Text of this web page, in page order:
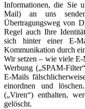
Informationen, die Sie
Mail) an uns
Übertragungsweg von
Regel auch Ihre
sich hinter einer E-
Kommunikation durch
Wir setzen – wie viele
Werbung („SPAM-
E-Mails
einordnen und
(„Viren“) enthalten,
gelöscht.